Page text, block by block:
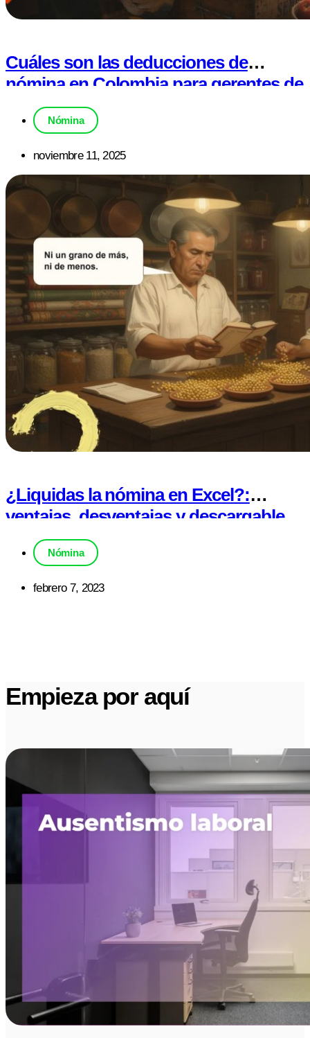
Cuáles son las deducciones de
nómina en Colombia para gerentes de
pyme
Nómina
noviembre 11, 2025
¿Liquidas la nómina en Excel?:
ventajas, desventajas y descargable
Nómina
febrero 7, 2023
Empieza por aquí